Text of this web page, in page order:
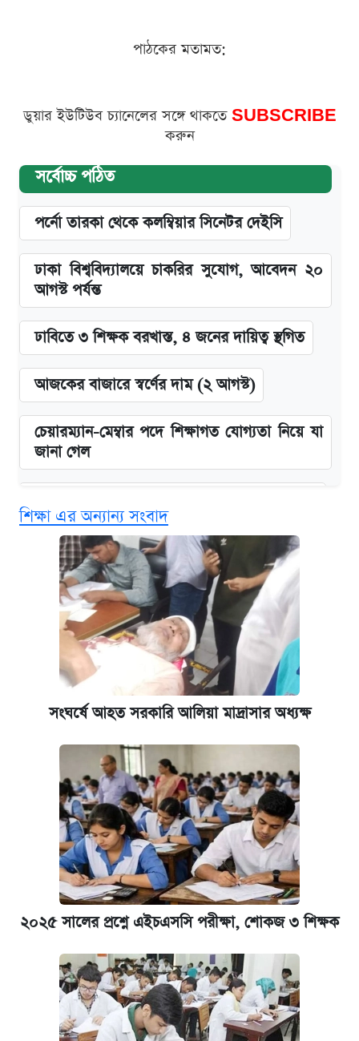
পাঠকের মতামত:
ডুয়ার ইউটিউব চ্যানেলের সঙ্গে থাকতে SUBSCRIBE
করুন
সর্বোচ্চ পঠিত
পর্নো তারকা থেকে কলম্বিয়ার সিনেটর দেইসি
ঢাকা বিশ্ববিদ্যালয়ে চাকরির সুযোগ, আবেদন ২০
আগস্ট পর্যন্ত
ঢাবিতে ৩ শিক্ষক বরখাস্ত, ৪ জনের দায়িত্ব স্থগিত
আজকের বাজারে স্বর্ণের দাম (২ আগস্ট)
চেয়ারম্যান-মেম্বার পদে শিক্ষাগত যোগ্যতা নিয়ে যা
জানা গেল
বিনামূল্যে এআই প্রশিক্ষণ, মিলবে দৈনিক ২০০ টাকা
ভাতা
দেশের বাজারে ফের বেড়েছে সোনার দাম
ঢাবির সূর্যসেন হলে সমকামিতার অভিযোগে দুইজন
আটক
ভাতা-উপবৃত্তির আবেদন শুরু, জেনে নিন পদ্ধতি
‘গুলশানের চামেলি’ তে যৌনকর্মীর দালাল অ্যাডলফ
আজ শুক্রবার রাজধানীর যেসব মার্কেট-দোকানপাট
কবে শুরু হচ্ছে ঢাবির ভর্তি আবেদন, জানাল কর্তৃপক্ষ
যুক্তরাষ্ট্র থেকে আরও ২৩ বাংলাদেশিকে দেশে
ফেরত পাঠানো হলো
ইপিএস প্রকাশ করেছে ঢাকা ব্যাংক
শিক্ষা এর অন্যান্য সংবাদ
সংঘর্ষে আহত সরকারি আলিয়া মাদ্রাসার অধ্যক্ষ
২০২৫ সালের প্রশ্নে এইচএসসি পরীক্ষা, শোকজ ৩ শিক্ষক